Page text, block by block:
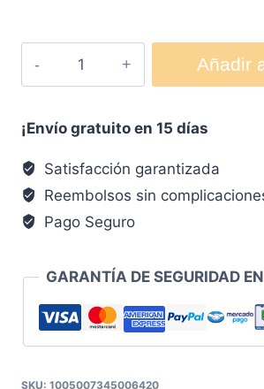
Añadir
¡Envío gratuito en 15 días
Satisfacción garantizada
Reembolsos sin
Pago Seguro
GARANTÍA DE SEGURIDAD
SKU: 1005007345006420